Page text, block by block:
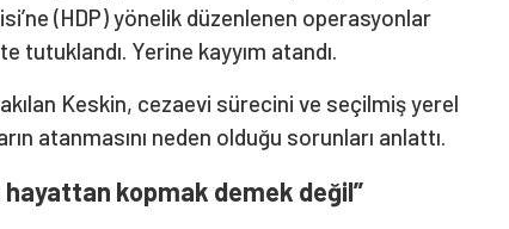
(HDP) yönelik düzenlenen operasyonlar
tutuklandı. Yerine kayyım atandı.
Keskin, cezaevi sürecini ve seçilmiş yerel
atanmasını neden olduğu sorunları anlattı.
kopmak demek değil”